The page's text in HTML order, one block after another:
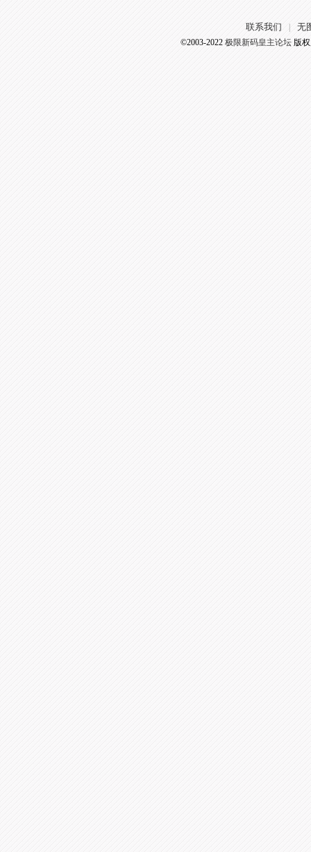
联系我们 无
©2003-2022 极限新码皇主论坛版权